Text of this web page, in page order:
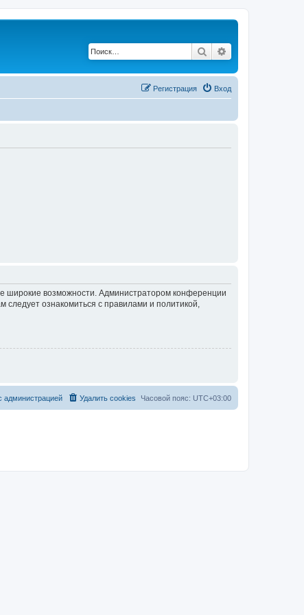
Поиск
Вход
Регистрация
широкие возможности. Администратором конференции
следует ознакомиться с правилами и политикой,
Часовой пояс: UTC+03:00
Удалить cookies
администрацией